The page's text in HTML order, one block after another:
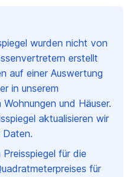
wurden nicht von
erstellt
auf einer Auswertung
in unserem
und Häuser.
aktualisieren wir
Daten.
für die
für